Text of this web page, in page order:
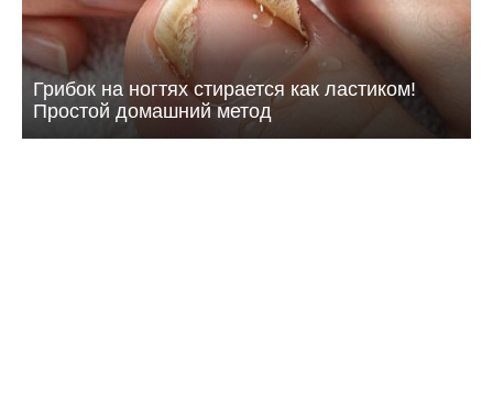
Грибок на ногтях стирается как ластиком!
Простой домашний метод